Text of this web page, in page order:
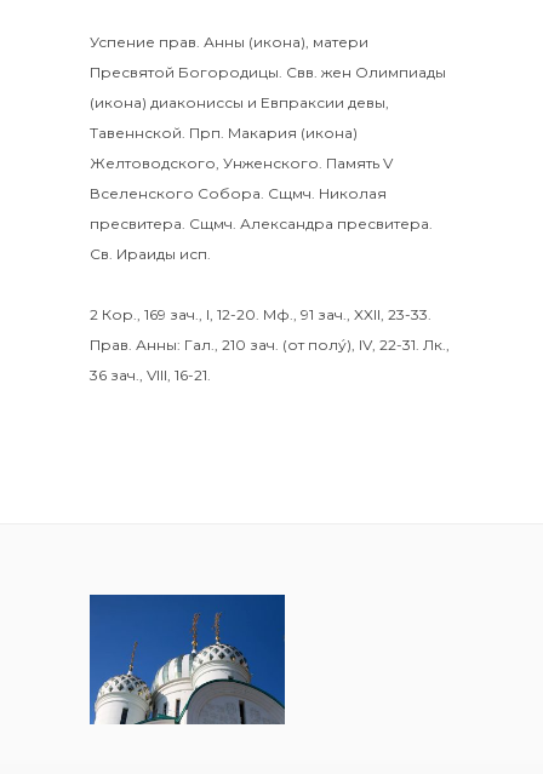
Успение прав. Анны (икона), матери
Пресвятой Богородицы. Свв. жен Олимпиады
(икона) диакониссы и Евпраксии девы,
Тавеннской. Прп. Макария (икона)
Желтоводского, Унженского. Память V
Вселенского Собора . Сщмч. Николая
пресвитера. Сщмч. Александра пресвитера.
Св. Ираиды исп.
2 Кор., 169 зач., I, 12-20. Мф., 91 зач., XXII, 23-33.
Прав. Анны: Гал., 210 зач. (от полу́), IV, 22-31. Лк.,
36 зач., VIII, 16-21.